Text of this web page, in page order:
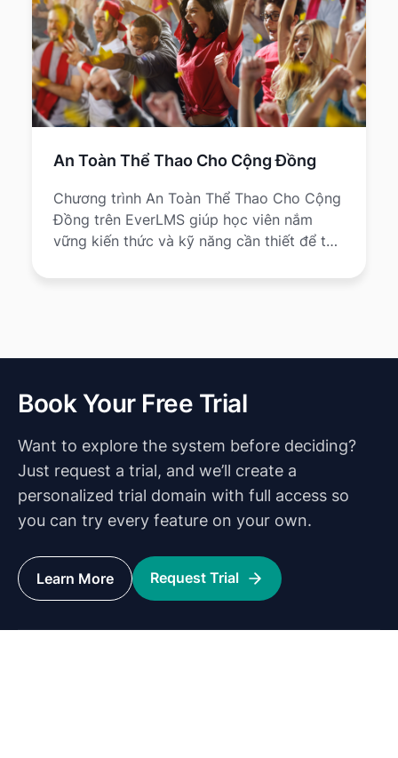
An Toàn Thể Thao Cho Cộng Đồng
Chương trình An Toàn Thể Thao Cho Cộng
Đồng trên EverLMS giúp học viên nắm
vững kiến thức và kỹ năng cần thiết để tổ
thao một cách an toàn, giảm chấn thương
Book Your Free Trial
Want to explore the system before deciding?
Just request a trial, and we’ll create a
personalized trial domain with full access so
you can try every feature on your own.
Learn More Request Trial